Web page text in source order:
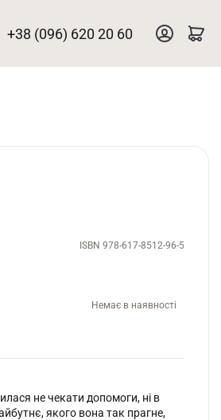
+38 (096) 620 20 60
ISBN 978-617-8512-96-5
Немає в наявності
не чекати допомоги, ні в
якого вона так прагне,